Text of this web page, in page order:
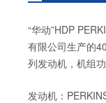
“华动”HDP
有限公司生产的
列发动机，机组
发动机：